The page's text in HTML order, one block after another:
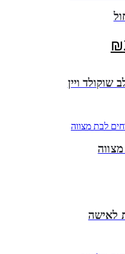
₪
הוא:
שוקולד ויין
לאישה